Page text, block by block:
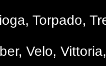
Torpado,
Velo,